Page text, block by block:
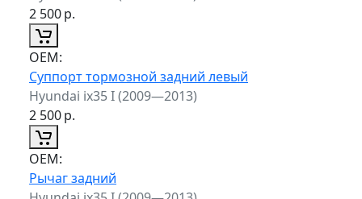
2 500р.
ОЕМ:
Суппорт тормозной задний левый
Hyundai ix35 I (2009—2013)
2 500р.
ОЕМ:
Рычаг задний